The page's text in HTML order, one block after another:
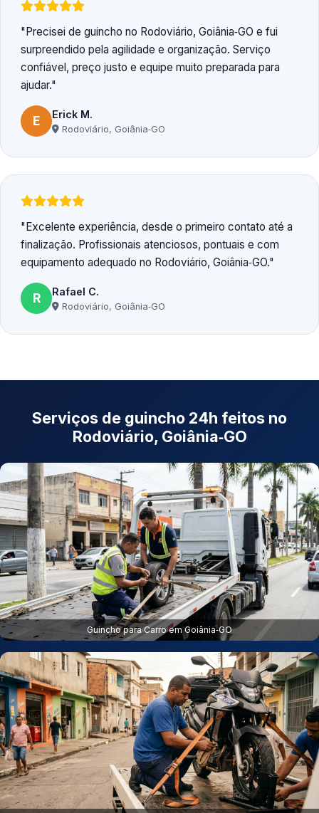
Precisei de guincho no Rodoviário, Goiânia‑GO e fui
surpreendido pela agilidade e organização. Serviço
confiável, preço justo e equipe muito preparada para
ajudar.
E Erick M.
Rodoviário, Goiânia‑GO
Excelente experiência, desde o primeiro contato até a
finalização. Profissionais atenciosos, pontuais e com
equipamento adequado no Rodoviário, Goiânia‑GO.
R Rafael C.
Rodoviário, Goiânia‑GO
Serviços de guincho 24h feitos no
Rodoviário, Goiânia‑GO
Guincho para Carro em Goiânia‑GO